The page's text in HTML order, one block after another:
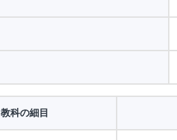
教科の細目